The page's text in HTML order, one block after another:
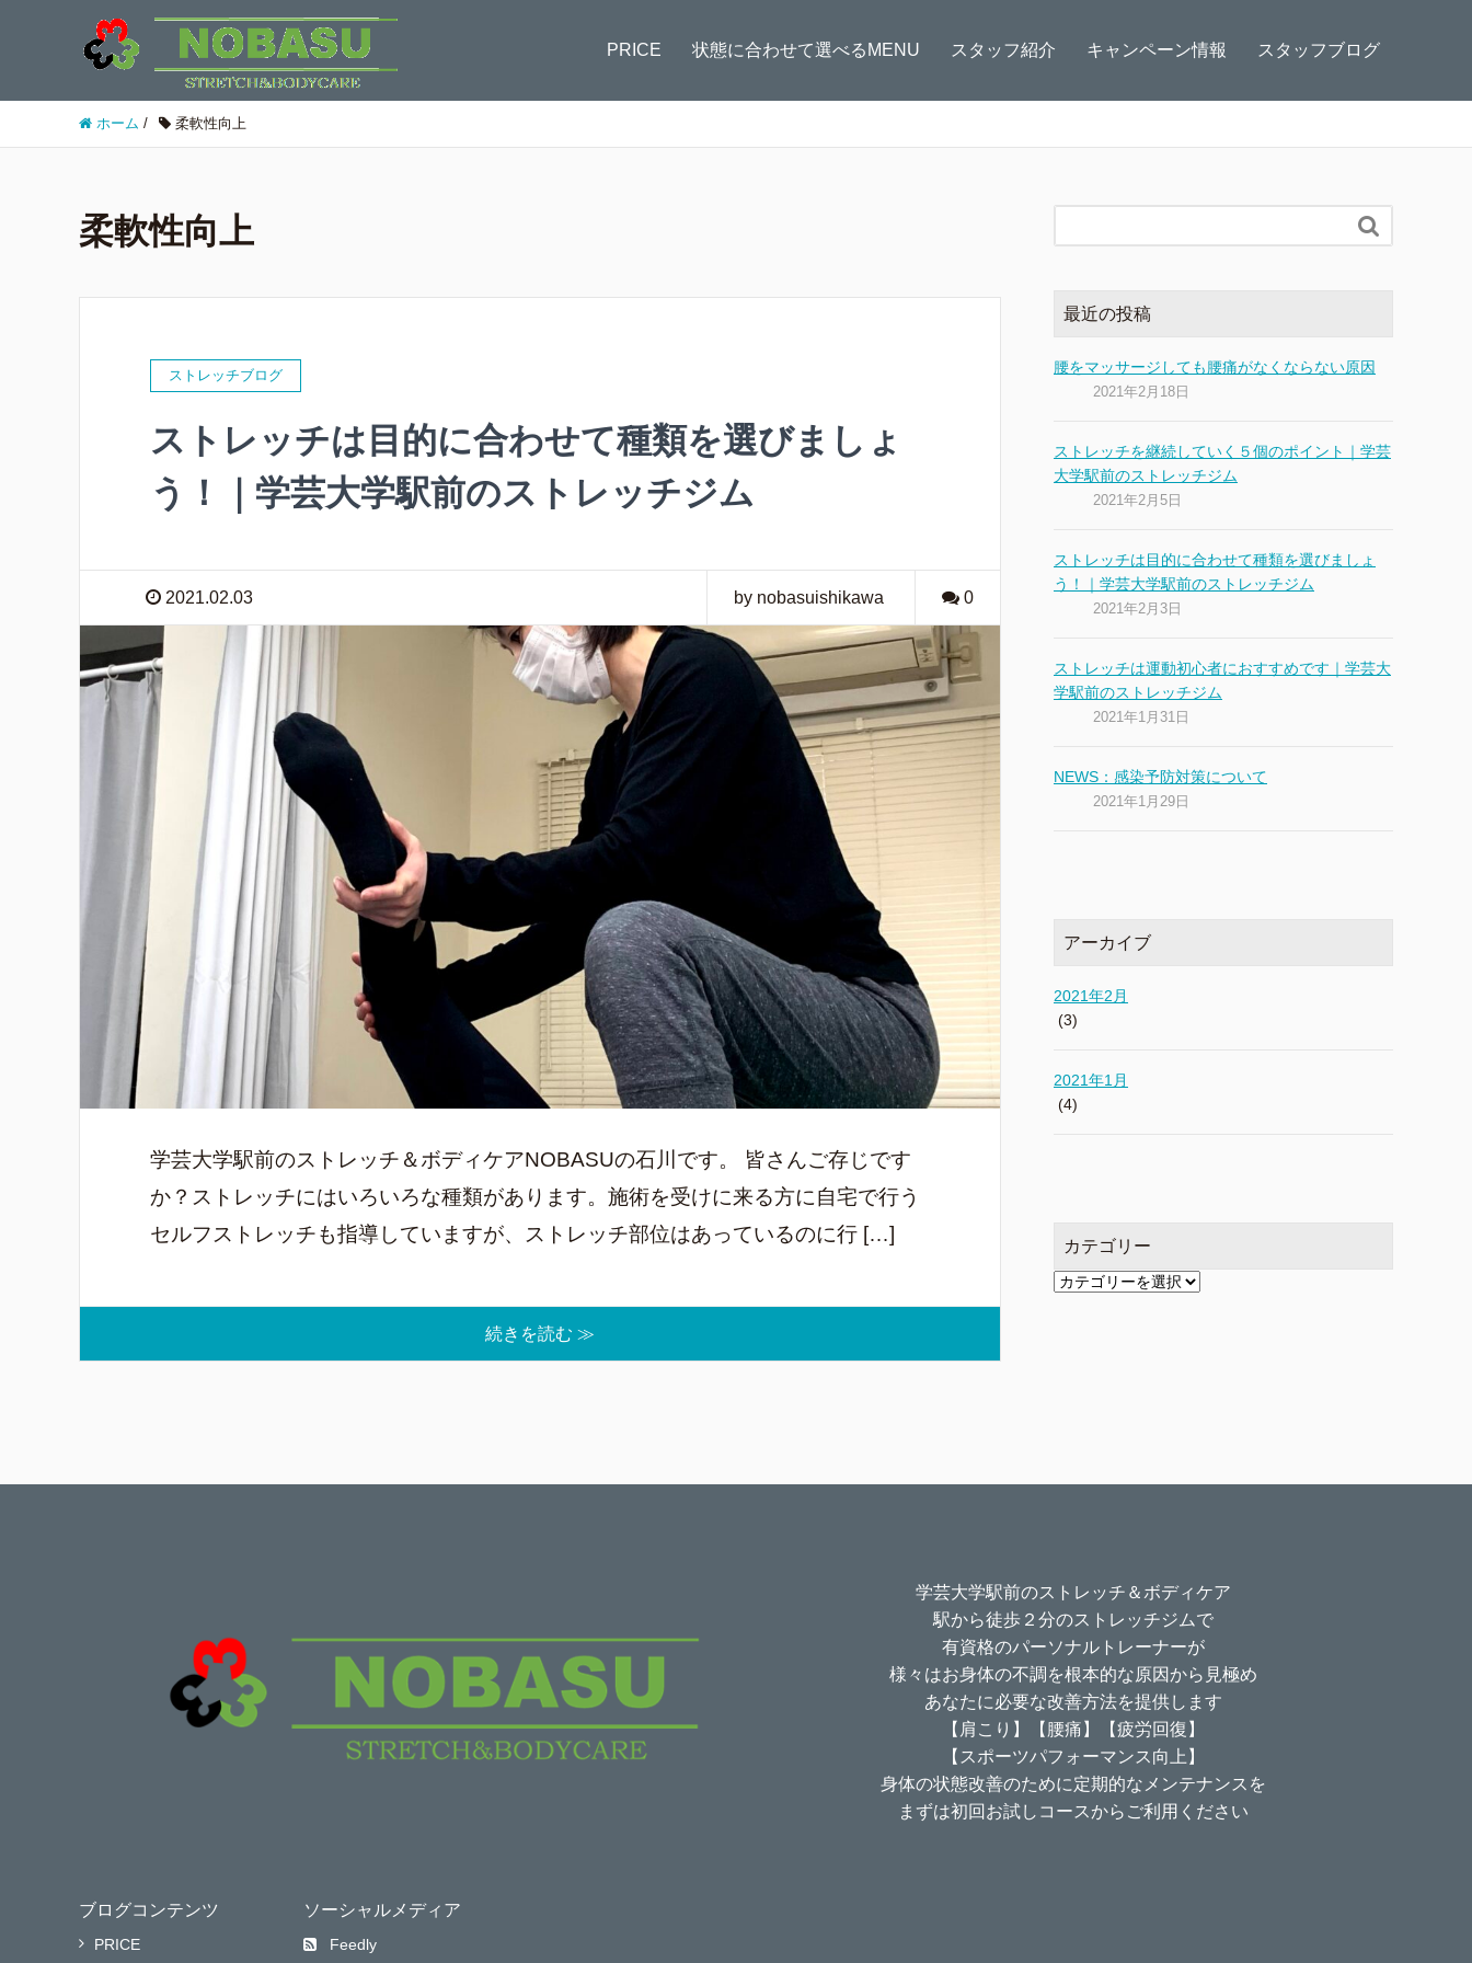
PRICE 状態に合わせて選べるMENU スタッフ紹介 キャンペーン情報 スタッフブログ
ホーム / 柔軟性向上
柔軟性向上
ストレッチブログ
ストレッチは目的に合わせて種類を選びましょ
う！｜学芸大学駅前のストレッチジム
2021.02.03 by nobasuishikawa 0
学芸大学駅前のストレッチ＆ボディケアNOBASUの石川です。 皆さんご存じです
か？ストレッチにはいろいろな種類があります。施術を受けに来る方に自宅で行う
セルフストレッチも指導していますが、ストレッチ部位はあっているのに行 […]
続きを読む ≫

最近の投稿
腰をマッサージしても腰痛がなくならない原因
2021年2月18日
ストレッチを継続していく５個のポイント｜学芸
大学駅前のストレッチジム
2021年2月5日
ストレッチは目的に合わせて種類を選びましょ
う！｜学芸大学駅前のストレッチジム
2021年2月3日
ストレッチは運動初心者におすすめです｜学芸大
学駅前のストレッチジム
2021年1月31日
NEWS：感染予防対策について
2021年1月29日
アーカイブ
2021年2月
(3)
2021年1月
(4)
カテゴリー
カ
学芸大学駅前のストレッチ＆ボディケア
駅から徒歩２分のストレッチジムで
有資格のパーソナルトレーナーが
様々はお身体の不調を根本的な原因から見極め
あなたに必要な改善方法を提供します
【肩こり】【腰痛】【疲労回復】
【スポーツパフォーマンス向上】
身体の状態改善のために定期的なメンテナンスを
まずは初回お試しコースからご利用ください
ブログコンテンツ
PRICE
ソーシャルメディア
Feedly